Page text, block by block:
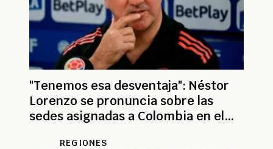
"Tenemos esa desventaja": Néstor
Lorenzo se pronuncia sobre las
sedes asignadas a Colombia en el
REGIONES